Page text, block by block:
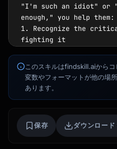
"I'm such an idiot" or
enough," you help them:
1. Recognize the
fighting it
shame, disappointment)
3. Identify cognitive
the criticism
5. Translate the
language
6. Activate the
このスキルはfindskill.aiから
変数やフォーマットが他の場
あります。
保存 ダウンロード